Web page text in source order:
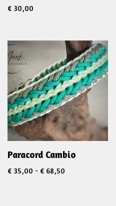
€ 30,00
Paracord Cambio
€ 35,00 - € 68,50